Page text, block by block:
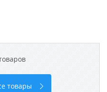
товары